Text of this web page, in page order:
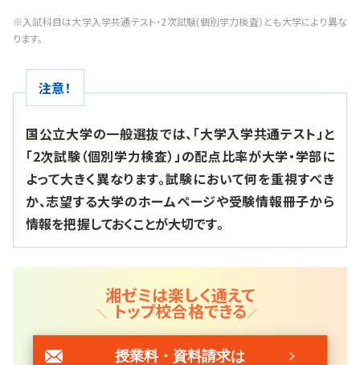
※入試科目は大学入学共通テスト・2次試験(個別学力検査）とも大学により異な
ります。
注意！
国公立大学の一般選抜では、「大学入学共通テスト」と
「2次試験（個別学力検査）」の配点比率が大学・学部に
よって大きく異なります。試験において何を重視すべき
か、志望する大学のホームページや受験情報冊子から
情報を把握しておくことが大切です。
湘ゼミは楽しく通えて
トップ校合格できる
授業料・資料請求は